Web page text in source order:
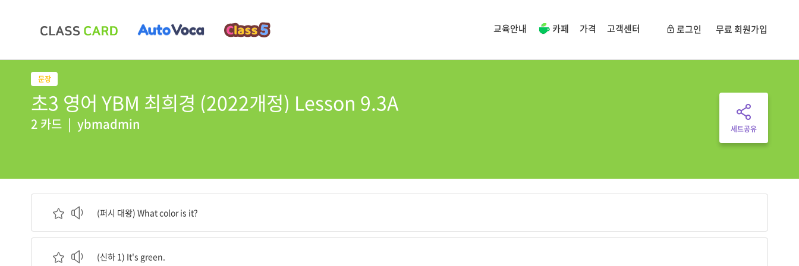
교육안내 카페 가격 고객센터 로그인 무료 회원가입
초3 영어 YBM 최희경 (2022개정) Lesson 9.3A
2 카드 | ybmadmin 세트공유
(퍼시 대왕) What color is it?
(신하 1) It's green.